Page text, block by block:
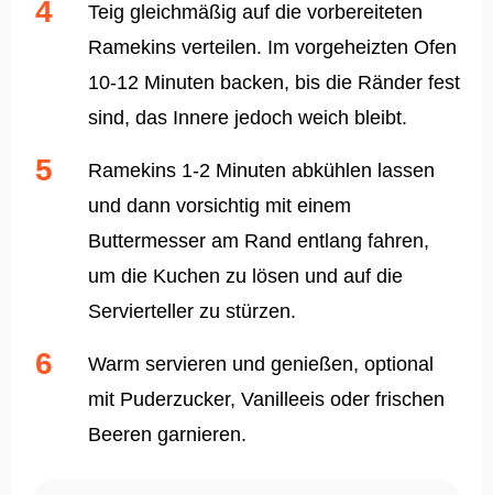
Teig gleichmäßig auf die vorbereiteten
Ramekins verteilen. Im vorgeheizten Ofen
10-12 Minuten backen, bis die Ränder fest
sind, das Innere jedoch weich bleibt.
Ramekins 1-2 Minuten abkühlen lassen
und dann vorsichtig mit einem
Buttermesser am Rand entlang fahren,
um die Kuchen zu lösen und auf die
Servierteller zu stürzen.
Warm servieren und genießen, optional
mit Puderzucker, Vanilleeis oder frischen
Beeren garnieren.